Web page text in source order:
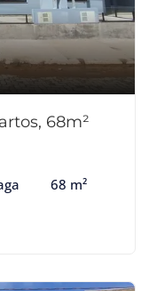
68m²
68 m²